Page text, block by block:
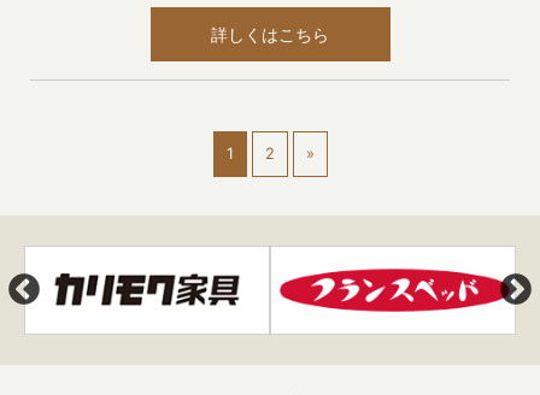
詳しくはこちら
1 2 »